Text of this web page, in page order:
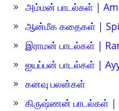
அம்மன் பாடல்கள் |
ஆன்மீக கதைகள் |
இராமன் பாடல்கள் |
ஐயப்பன் பாடல்கள் |
கனவு பலன்கள்
கிருஷ்ணன் பாடல்கள் |